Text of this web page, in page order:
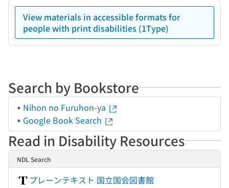
View materials in accessible formats for
people with print disabilities (1Type)
Search by Bookstore
Nihon no Furuhon-ya
Google Book Search
Read in Disability Resources
NDL Search
プレーンテキスト 国立国会図書館